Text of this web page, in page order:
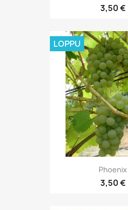
3,50 €
Phoenix
3,50 €
LOPPU